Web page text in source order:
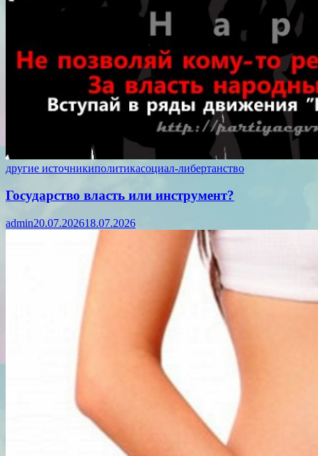
другие источникиполитикасоциал-либертанство
Государство власть или инструмент?
admin20.07.202618.07.2026